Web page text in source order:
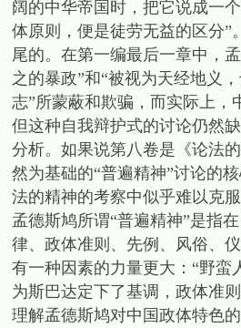
阔的中华帝国时，把它说成一
体原则，便是徒劳无益的区分”
尾的。在第一编最后一章中，
之的暴政”和“被视为天经地义
志”所蒙蔽和欺骗，而实际上，
但这种自我辩护式的讨论仍然
分析。如果说第八卷是《论法
然为基础的“普遍精神”讨论的
法的精神的考察中似乎难以克服
孟德斯鸠所谓“普遍精神”是指
律、政体准则、先例、风俗、
有一种因素的力量更大：“野
为斯巴达定下了基调，政体准
理解孟德斯鸠对中国政体特色